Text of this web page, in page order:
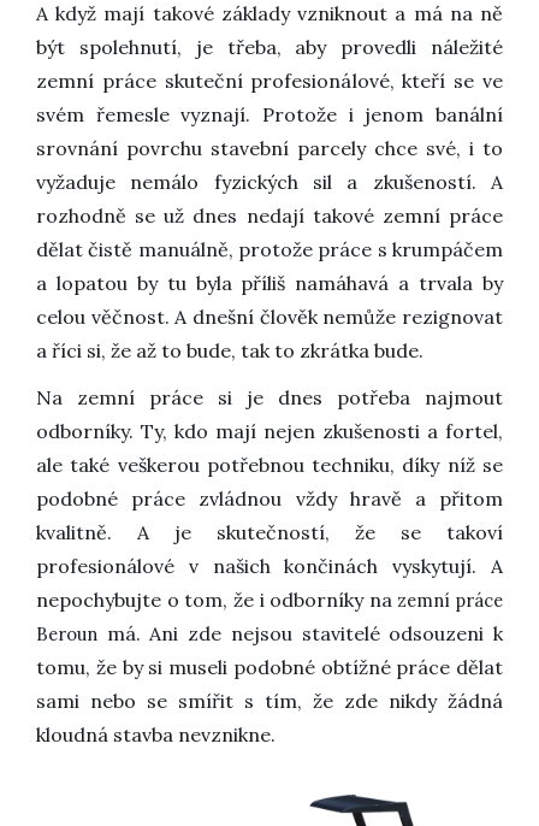
A když mají takové základy vzniknout a má na ně
být spolehnutí, je třeba, aby provedli náležité
zemní práce skuteční profesionálové, kteří se ve
svém řemesle vyznají. Protože i jenom banální
srovnání povrchu stavební parcely chce své, i to
vyžaduje nemálo fyzických sil a zkušeností. A
rozhodně se už dnes nedají takové zemní práce
dělat čistě manuálně, protože práce s krumpáčem
a lopatou by tu byla příliš namáhavá a trvala by
celou věčnost. A dnešní člověk nemůže rezignovat
a říci si, že až to bude, tak to zkrátka bude.
Na zemní práce si je dnes potřeba najmout
odborníky. Ty, kdo mají nejen zkušenosti a fortel,
ale také veškerou potřebnou techniku, díky níž se
podobné práce zvládnou vždy hravě a přitom
kvalitně. A je skutečností, že se takoví
profesionálové v našich končinách vyskytují. A
nepochybujte o tom, že i odborníky na zemní práce
Beroun má. Ani zde nejsou stavitelé odsouzeni k
tomu, že by si museli podobné obtížné práce dělat
sami nebo se smířit s tím, že zde nikdy žádná
kloudná stavba nevznikne.